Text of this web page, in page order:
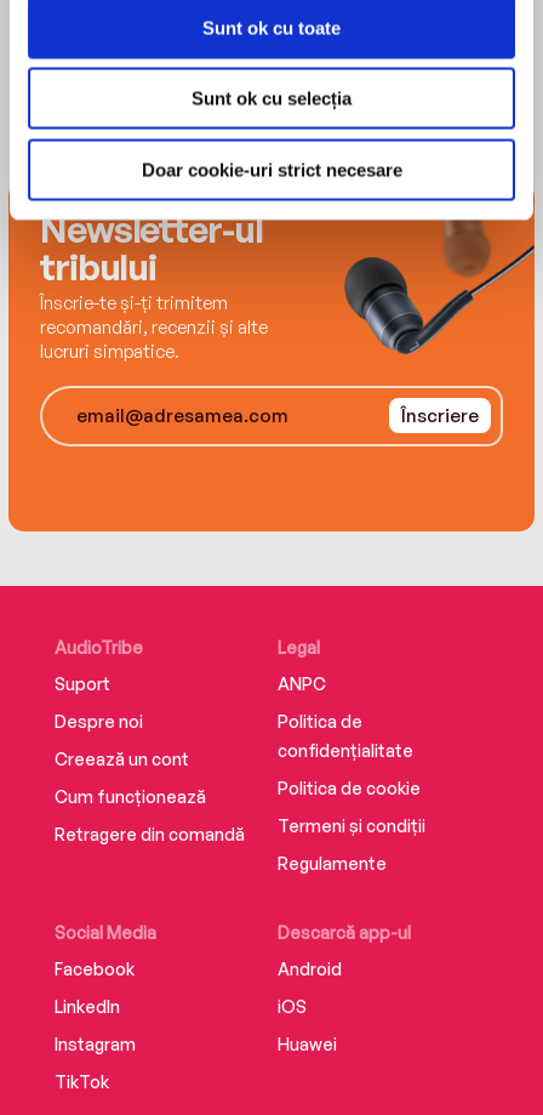
Sunt ok cu toate
Sunt ok cu selecția
Doar cookie-uri strict necesare
Newsletter-ul
tribului
Înscrie-te și-ți trimitem
recomandări, recenzii și alte
lucruri simpatice.
Înscriere
AudioTribe
Suport
Despre noi
Creează un cont
Cum funcționează
Retragere din comandă
Social Media
Facebook
LinkedIn
Instagram
TikTok
Descarcă app-ul
Android
iOS
Huawei
Legal
ANPC
Politica de
confidențialitate
Politica de cookie
Termeni și condiții
Regulamente